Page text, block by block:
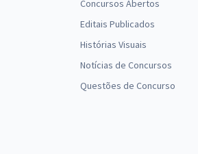
Concursos Abertos
Editais Publicados
Histórias Visuais
Notícias de Concursos
Questões de Concurso